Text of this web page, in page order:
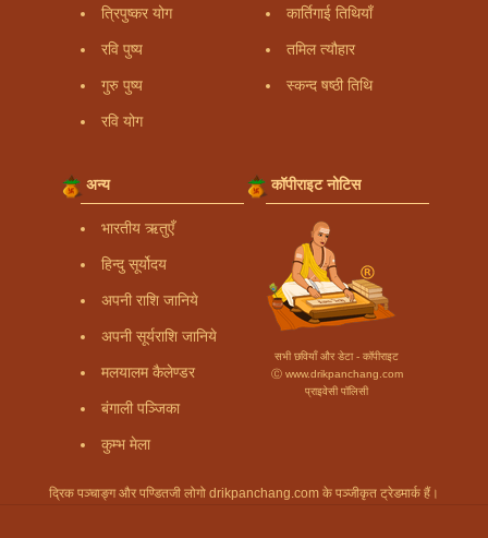
त्रिपुष्कर योग
रवि पुष्य
गुरु पुष्य
रवि योग
कार्तिगाई तिथियाँ
तमिल त्यौहार
स्कन्द षष्ठी तिथि
अन्य
भारतीय ऋतुएँ
हिन्दु सूर्योदय
अपनी राशि जानिये
अपनी सूर्यराशि जानिये
मलयालम कैलेण्डर
बंगाली पञ्जिका
कुम्भ मेला
कॉपीराइट नोटिस
सभी छवियाँ और डेटा - कॉपीराइट
Ⓒ www.drikpanchang.com
प्राइवेसी पॉलिसी
द्रिक पञ्चाङ्ग और पण्डितजी लोगो drikpanchang.com के पञ्जीकृत ट्रेडमार्क हैं।